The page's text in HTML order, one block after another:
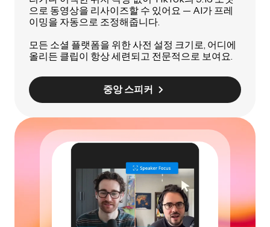
으로 동영상을 리사이즈할 수 있어요 — AI가 프레
이밍을 자동으로 조정해줍니다.
모든 소셜 플랫폼을 위한 사전 설정 크기로, 어디에
올리든 클립이 항상 세련되고 전문적으로 보여요.
중앙 스피커